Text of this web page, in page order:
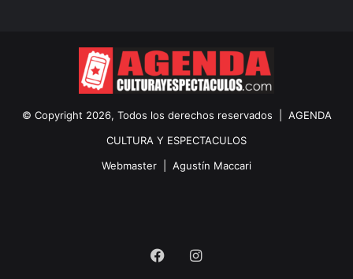
© Copyright 2026, Todos los derechos reservados | AGENDA
CULTURA Y ESPECTACULOS
Webmaster | Agustín Maccari